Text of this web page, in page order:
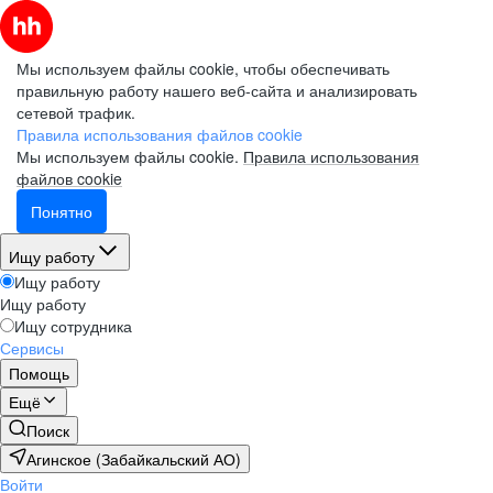
Мы используем файлы cookie, чтобы обеспечивать
правильную работу нашего веб-сайта и анализировать
сетевой трафик.
Правила использования файлов cookie
Мы используем файлы cookie. Правила использования
файлов cookie
Понятно
Ищу работу
Ищу работу
Ищу работу
Ищу сотрудника
Сервисы
Помощь
Ещё
Поиск
Агинское (Забайкальский АО)
Войти